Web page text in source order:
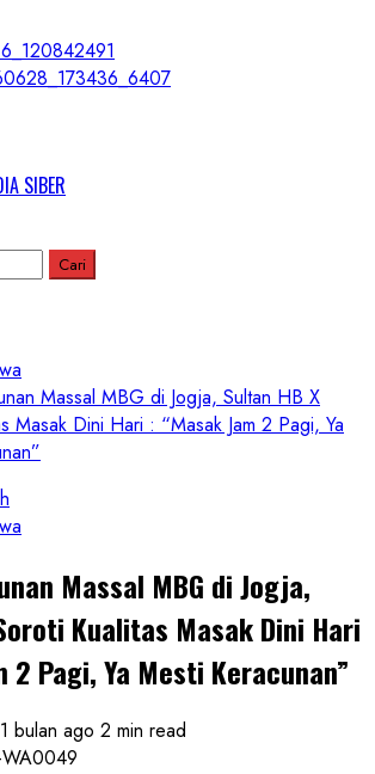
SIBER
Massal MBG di Jogja, Sultan HB X
Masak Dini Hari : “Masak Jam 2 Pagi, Ya
Massal MBG di Jogja,
Kualitas Masak Dini Hari
2 Pagi, Ya Mesti Keracunan”
bulan ago 2 min read